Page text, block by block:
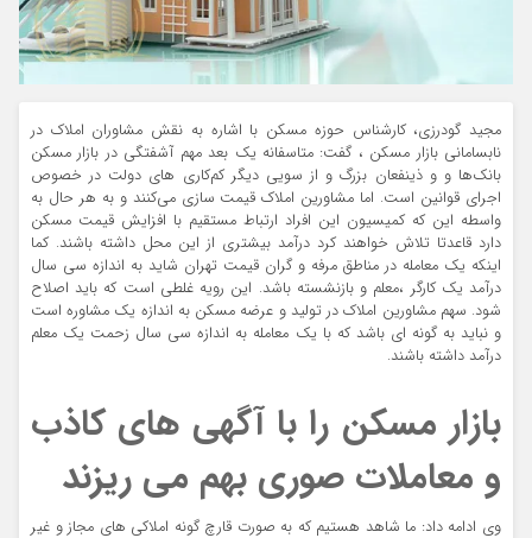
مجید گودرزی، کارشناس حوزه مسکن با اشاره به نقش مشاوران املاک در
نابسامانی بازار مسکن ، گفت: متاسفانه یک بعد مهم آشفتگی در بازار مسکن
بانک‌ها و و ذینفعان بزرگ و از سویی دیگر کم‌کاری های دولت در خصوص
اجرای قوانین است. اما مشاورین املاک قیمت سازی می‌کنند و به هر حال به
واسطه این که کمیسیون‌ این افراد ارتباط مستقیم با افزایش قیمت مسکن
دارد قاعدتا تلاش خواهند کرد درآمد بیشتری از این محل داشته باشند. کما
اینکه یک معامله در مناطق مرفه و گران قیمت تهران شاید به اندازه سی سال
درآمد یک کارگر ،معلم و بازنشسته باشد. این رویه غلطی است که باید اصلاح
شود. سهم مشاورین املاک در تولید و عرضه مسکن به اندازه یک مشاوره است
و نباید به گونه ای باشد که با یک معامله به اندازه سی سال زحمت یک معلم
درآمد داشته باشند.
بازار مسکن را با آگهی های کاذب
و معاملات صوری بهم می ریزند
وی ادامه داد: ما شاهد هستیم که به صورت قارچ گونه املاکی های مجاز و غیر